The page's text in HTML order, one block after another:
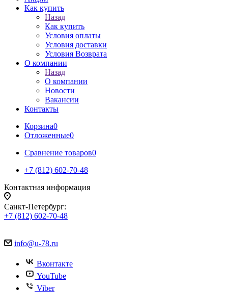
Как купить
Назад
Как купить
Условия оплаты
Условия доставки
Условия Возврата
О компании
Назад
О компании
Новости
Вакансии
Контакты
Корзина0
Отложенные0
Сравнение товаров0
+7 (812) 602-70-48
Контактная информация
Санкт-Петербург:
+7 (812) 602-70-48
info@u-78.ru
Вконтакте
YouTube
Viber